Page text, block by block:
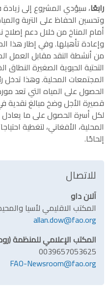
رابعًا، سيؤدي المشروع إلى
وتحسين الحفاظ على التربة
أمام المناخ من خلال دعم
من أنشطة النقد مقابل العمل
التحتية الحيوية الصغيرة
المجتمعات المحلية. وهذا
الحصول على المياه التي تعد
قصيرة الأجل وضخ مبالغ نقدية
المحلية، الأفغاني، لتغطية
إلحاحًا.
للاتصال
آلان داو
المكتب الاقليمي لأسيا
allan.dow@fao.org
المكتب الإعلامي للمنظمة
0039657053625
FAO-Newsroom@fao.org